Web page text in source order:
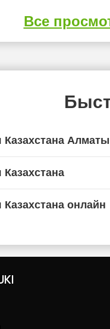
Все
Казахстана Алматы
онлайн